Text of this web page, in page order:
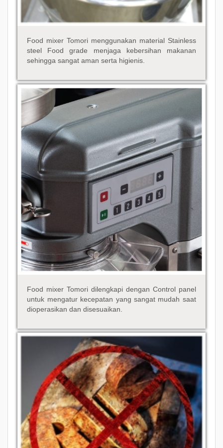
Food mixer Tomori menggunakan material Stainless
steel Food grade menjaga kebersihan makanan
sehingga sangat aman serta higienis.
Food mixer Tomori dilengkapi dengan Control panel
untuk mengatur kecepatan yang sangat mudah saat
dioperasikan dan disesuaikan.